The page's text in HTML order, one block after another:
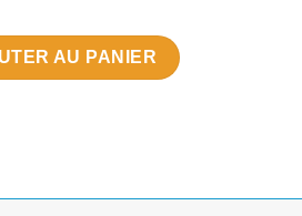
de musique
AU PANIER